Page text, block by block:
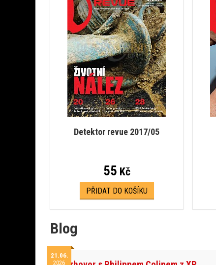
Detektor revue 2017/05
55 Kč
PŘIDAT DO KOŠÍKU
Blog
21.06.
2026